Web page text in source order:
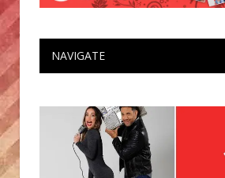
NAVIGATE